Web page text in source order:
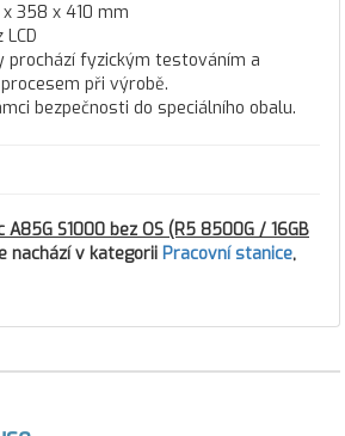
358 x 410 mm
prochází fyzickým testováním a
při výrobě.
bezpečnosti do speciálního obalu.
A85G S1000 bez OS (R5 8500G / 16GB
nachází v kategorii Pracovní stanice,